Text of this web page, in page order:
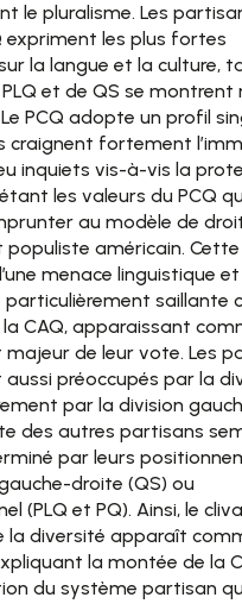
le pluralisme. Les
expriment les plus fortes
la langue et la culture,
et de QS se montrent
PCQ adopte un profil
craignent fortement
inquiets vis-à-vis la
les valeurs du PCQ
au modèle de
populiste américain. Cette
menace linguistique et
particulièrement saillante
CAQ, apparaissant
de leur vote. Les
aussi préoccupés par la
par la division
des autres partisans
par leurs
droite (QS) ou
(PLQ et PQ). Ainsi, le
la diversité apparaît
la montée de la
du système partisan